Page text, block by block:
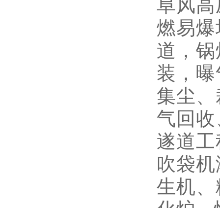
阜风
燃易
道，
装，
集尘
气回
遂道
吹袋
生机